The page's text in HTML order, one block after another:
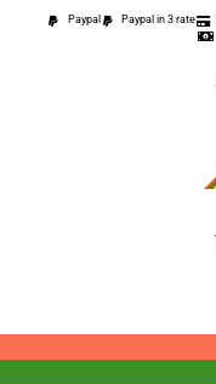
Paypal Paypal in 3 rate